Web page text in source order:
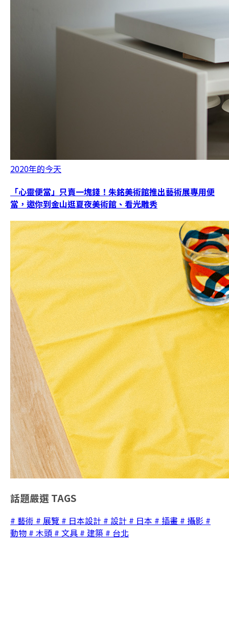
2020年的今天
「心靈便當」只賣一塊錢！朱銘美術館推出藝術展專用便
當，邀你到金山逛夏夜美術館、看光雕秀
話題嚴選 TAGS
# 藝術 # 展覽 # 日本設計 # 設計 # 日本 # 插畫 # 攝影 #
動物 # 木頭 # 文具 # 建築 # 台北